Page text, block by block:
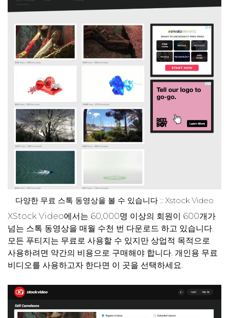
다양한 무료 스톡 동영상을 볼 수 있습니다 :: Xstock Video
XStock Video에서는 60,000명 이상의 회원이 600개가
넘는 스톡 동영상을 매월 수천 번 다운로드 하고 있습니다.
모든 푸티지는 무료로 사용할 수 있지만 상업적 목적으로
사용하려면 약간의 비용으로 구매해야 합니다. 개인용 무료
비디오를 사용하고자 한다면 이 곳을 선택하세요.